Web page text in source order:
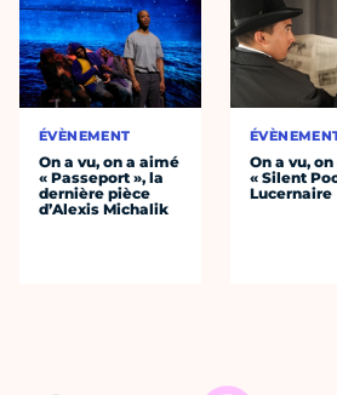
ÉVÈNEMENT
On a vu, on a aimé
« Passeport », la
dernière pièce
d’Alexis Michalik
On a vu,
« Silent
Lucernaire